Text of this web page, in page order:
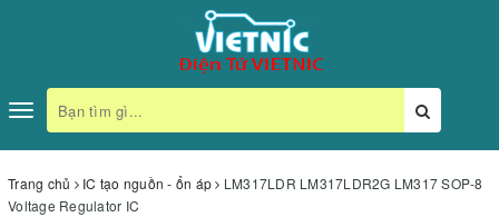
Toggle
navigation
Trang chủ IC tạo nguồn - ổn áp
LM317LDR LM317LDR2G LM317 SOP-8
Voltage Regulator IC